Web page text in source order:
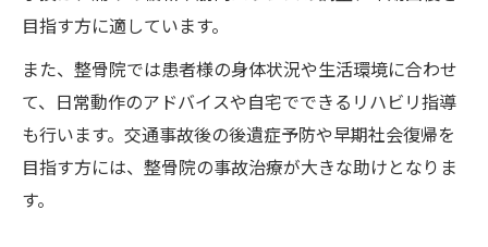
目指す方に適しています。
また、整骨院では患者様の身体状況や生活環境に合わせ
て、日常動作のアドバイスや自宅でできるリハビリ指導
も行います。交通事故後の後遺症予防や早期社会復帰を
目指す方には、整骨院の事故治療が大きな助けとなりま
す。